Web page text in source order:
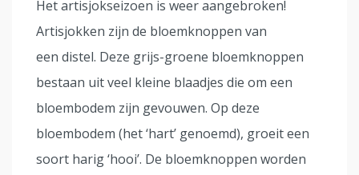
Het artisjokseizoen is weer aangebroken!
Artisjokken zijn de bloemknoppen van
een distel. Deze grijs-groene bloemknoppen
bestaan uit veel kleine blaadjes die om een
bloembodem zijn gevouwen. Op deze
bloembodem (het ‘hart’ genoemd), groeit een
soort harig ‘hooi’. De bloemknoppen worden